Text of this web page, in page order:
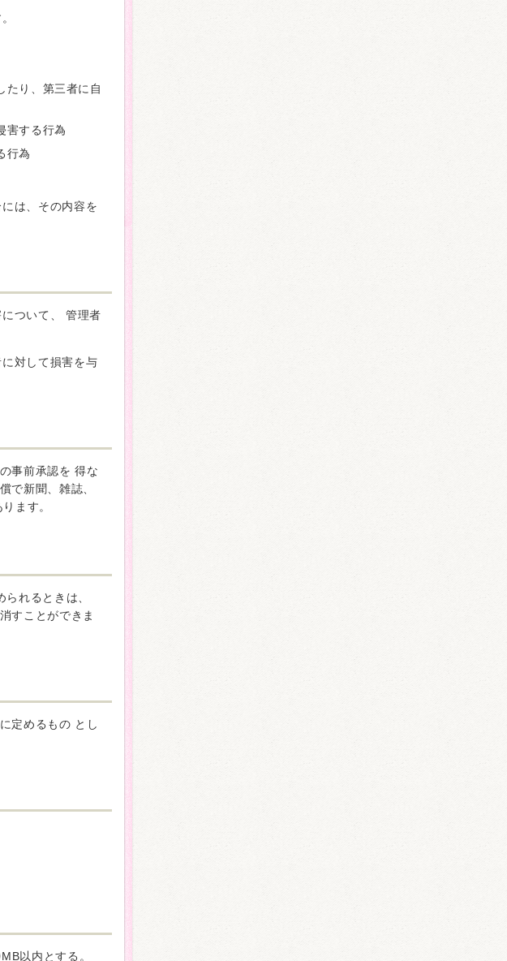
たり、第三者に自
害する行為
行為
は、その内容を
ついて、 管理者
対して損害を与
事前承認を 得な
で新聞、雑誌、
ます。
れるときは、
すことができま
定めるもの とし
以内とする。